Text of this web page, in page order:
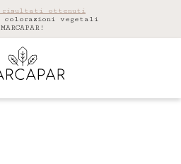
ottenuti
colorazioni vegetali
MARCAPAR!